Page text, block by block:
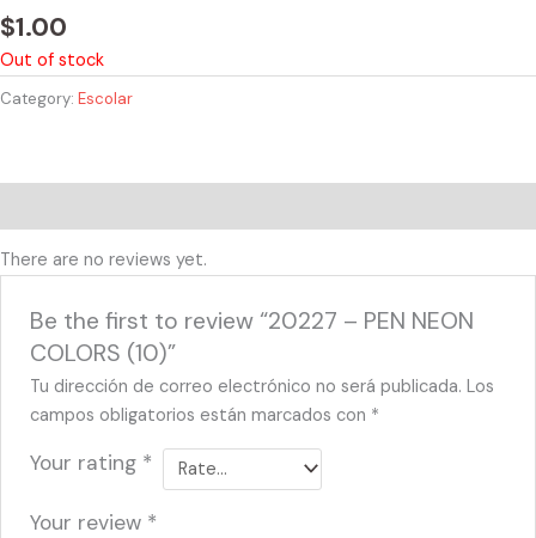
$1.00
Out of stock
Category: Escolar
There are no reviews yet.
Be the first to review “20227 – PEN NEON
COLORS (10)”
Tu dirección de correo electrónico no será publicada. Los
campos obligatorios están marcados con *
Your rating *
Your review *